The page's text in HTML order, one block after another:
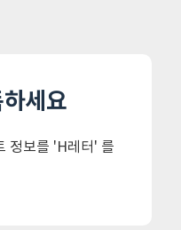
세요
정보를 'H레터' 를